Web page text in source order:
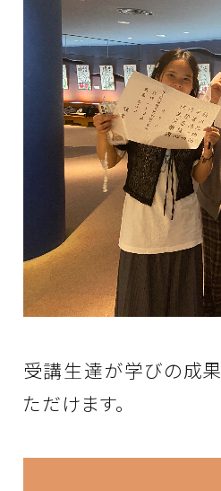
受講生達が学びの成
ただけます。